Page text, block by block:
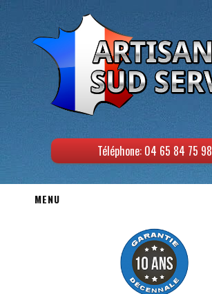
Téléphone: 04 65 84 75 98
MENU